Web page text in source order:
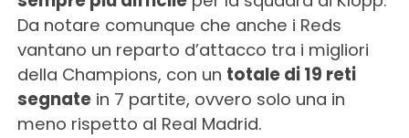
Da notare comunque che anche i Reds
vantano un reparto d’attacco tra i migliori
della Champions, con un totale di 19 reti
segnatein 7 partite, ovvero solo una in
meno rispetto al Real Madrid.